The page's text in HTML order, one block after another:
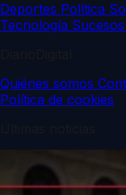
Deportes Política
Tecnología Sucesos
Quiénes somos
Política de cookies